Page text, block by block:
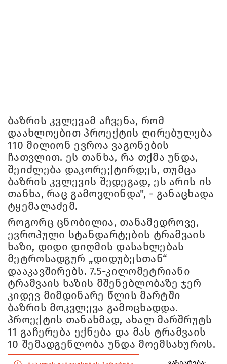
ბაზრის კვლევამ აჩვენა, რომ
დაახლოებით პროექტის ღირებულება
110 მილიონ ევროა ვაგონების
ჩათვლით. ეს თანხა, რა თქმა უნდა,
შეიძლება დაკორექტირდეს, თუმცა
ბაზრის კვლევის შედეგად, ეს არის ის
თანხა, რაც გამოვლინდა", - განაცხადა
ტყემალაძემ.
როგორც ცნობილია, თანამედროვე,
ევროპული სტანდარტების ტრამვაის
ხაზი, დიდი დიღმის დასახლებას
მეტროსადგურ „დიდუბესთან“
დააკავშირებს. 7.5-კილომეტრიანი
ტრამვაის ხაზის მშენებლობაზე ჯერ
კიდევ მიმდინარე წლის მარტში
ბაზრის მოკვლევა გამოცხადდა.
პროექტის თანახმად, ახალ მარშრუტს
11 გაჩერება ექნება და მას ტრამვაის
10 შემადგენლობა უნდა მოემსახუროს.